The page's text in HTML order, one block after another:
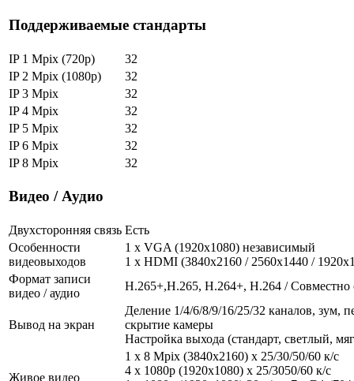
Поддерживаемые стандарты
IP 1 Mpix (720p)
32
IP 2 Mpix (1080p)
32
IP 3 Mpix
32
IP 4 Mpix
32
IP 5 Mpix
32
IP 6 Mpix
32
IP 8 Mpix
32
Видео / Аудио
Двухсторонняя связь Есть
Особенности
видеовыходов
1 x VGA (1920x1080) независимый
1 x HDMI (3840x2160 / 2560x1440 /
Формат записи
видео / аудио
H.265+,H.265, H.264+, H.264 /
Вывод на экран
Деление 1/4/6/8/9/16/25/32 каналов, зум,
скрытие камеры
Настройка выхода (стандарт, светлый,
Живое видео
1 x 8 Mpix (3840x2160) х 25/30/50/60 к/с
4 х 1080р (1920х1080) х 25/3050/60 к/с